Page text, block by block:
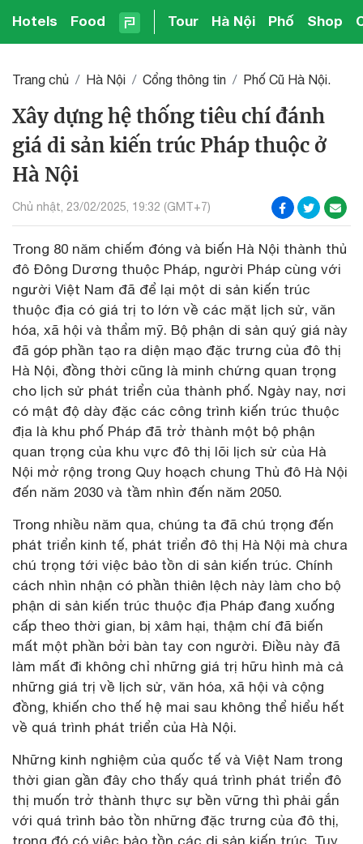
Hotels Food Tour Hà Nội Phố Shop
Trang chủ Hà Nội Cổng thông tin Phố Cũ Hà Nội.
Xây dựng hệ thống tiêu chí đánh
giá di sản kiến trúc Pháp thuộc ở
Hà Nội
Chủ nhật, 23/02/2025, 19:32 (GMT+7)
Trong 80 năm chiếm đóng và biến Hà Nội thành thủ
đô Đông Dương thuộc Pháp, người Pháp cùng với
người Việt Nam đã để lại một di sản kiến trúc
thuộc địa có giá trị to lớn về các mặt lịch sử, văn
hóa, xã hội và thẩm mỹ. Bộ phận di sản quý giá này
đã góp phần tạo ra diện mạo đặc trưng của đô thị
Hà Nội, đồng thời cũng là minh chứng quan trọng
cho lịch sử phát triển của thành phố. Ngày nay, nơi
có mật độ dày đặc các công trình kiến trúc thuộc
địa là khu phố Pháp đã trở thành một bộ phận
quan trọng của khu vực đô thị lõi lịch sử của Hà
Nội mở rộng trong Quy hoạch chung Thủ đô Hà Nội
đến năm 2030 và tầm nhìn đến năm 2050.
Trong nhiều năm qua, chúng ta đã chú trọng đến
phát triển kinh tế, phát triển đô thị Hà Nội mà chưa
chú trọng tới việc bảo tồn di sản kiến trúc. Chính
cách nhìn nhận có phần thiên lệch này làm cho bộ
phận di sản kiến trúc thuộc địa Pháp đang xuống
cấp theo thời gian, bị xâm hại, thậm chí đã biến
mất một phần bởi bàn tay con người. Điều này đã
làm mất đi không chỉ những giá trị hữu hình mà cả
những giá trị về lịch sử, văn hóa, xã hội và cộng
đồng, khiến cho thế hệ mai sau không thể hiểu hết
về quá trình phát triển của Hà Nội.
Những kinh nghiệm của quốc tế và Việt Nam trong
thời gian gần đây cho thấy quá trình phát triển đô
thị muốn trở thành thực sự bền vững thì phải gắn
với quá trình bảo tồn những đặc trưng của đô thị,
trong đó có việc bảo tồn các di sản kiến trúc. Tuy